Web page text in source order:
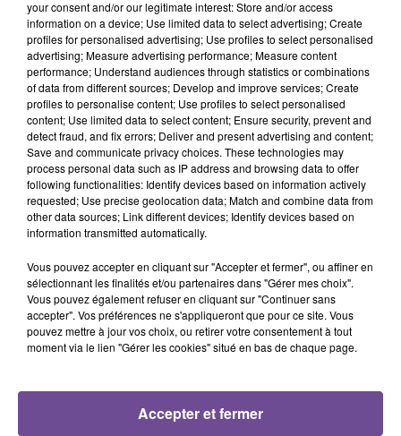
23h32
23h32
Mika
Love Today
23h29
23h29
ESMÉE
Insomnie
23h26
23h26
TEDDY SWIMS
Mr Know It All
Cet élément est masqué compte-tenu du refus du
dépôt de cookies que vous avez exprimé. Si vous
souhaitez l'afficher, merci de nous donner votre accord
en cliquant sur le bouton ci-dessous.
your consent and/or our legitimate interest: Store and/or access
information on a device; Use limited data to select advertising; Create
profiles for personalised advertising; Use profiles to select personalised
advertising; Measure advertising performance; Measure content
performance; Understand audiences through statistics or combinations
of data from different sources; Develop and improve services; Create
profiles to personalise content; Use profiles to select personalised
content; Use limited data to select content; Ensure security, prevent and
detect fraud, and fix errors; Deliver and present advertising and content;
Save and communicate privacy choices. These technologies may
process personal data such as IP address and browsing data to offer
following functionalities: Identify devices based on information actively
requested; Use precise geolocation data; Match and combine data from
other data sources; Link different devices; Identify devices based on
information transmitted automatically.
Vous pouvez accepter en cliquant sur "Accepter et fermer", ou affiner en
sélectionnant les finalités et/ou partenaires dans "Gérer mes choix".
Vous pouvez également refuser en cliquant sur "Continuer sans
accepter". Vos préférences ne s'appliqueront que pour ce site. Vous
pouvez mettre à jour vos choix, ou retirer votre consentement à tout
moment via le lien "Gérer les cookies" situé en bas de chaque page.
Accepter et fermer